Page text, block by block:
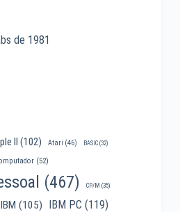
de 1981
II (102) Atari (46) BASIC(32)
(52)
(467) CP/M (35)
IBM (105) IBM PC (119)